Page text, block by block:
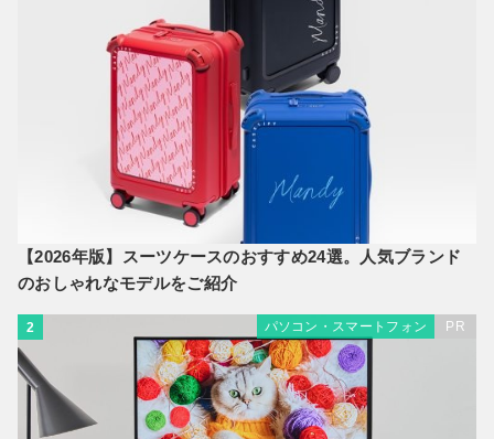
【2026年版】スーツケースのおすすめ24選。人気ブランド
のおしゃれなモデルをご紹介
2 パソコン・スマートフォン PR